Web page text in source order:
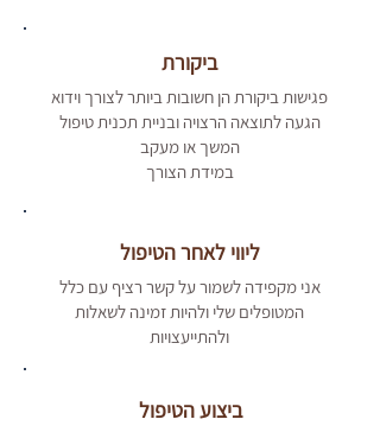
ביקורת
פגישות ביקורת הן חשובות ביותר לצורך וידוא
הגעה לתוצאה הרצויה ובניית תכנית טיפול
המשך או מעקב
במידת הצורך
ליווי לאחר הטיפול
אני מקפידה לשמור על קשר רציף עם כלל
המטופלים שלי ולהיות זמינה לשאלות
ולהתייעצויות
ביצוע הטיפול